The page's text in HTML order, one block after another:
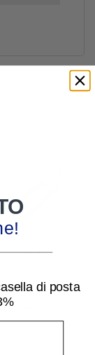
4x0.50
senza giallo
di posta
uno